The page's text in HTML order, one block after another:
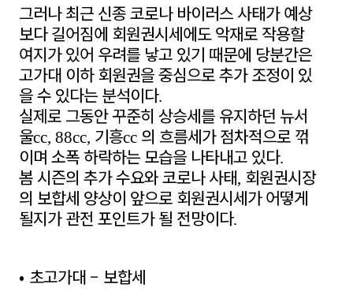
그러나 최근 신종 코로나 바이러스 사태가 예상
보다 길어짐에 회원권시세에도 악재로 작용할
여지가 있어 우려를 낳고 있기 때문에 당분간은
고가대 이하 회원권을 중심으로 추가 조정이 있
을 수 있다는 분석이다.
실제로 그동안 꾸준히 상승세를 유지하던 뉴서
울cc, 88cc, 기흥cc 의 흐름세가 점차적으로 꺾
이며 소폭 하락하는 모습을 나타내고 있다.
봄 시즌의 추가 수요와 코로나 사태, 회원권시장
의 보합세 양상이 앞으로 회원권시세가 어떻게
될지가 관전 포인트가 될 전망이다.
• 초고가대 – 보합세